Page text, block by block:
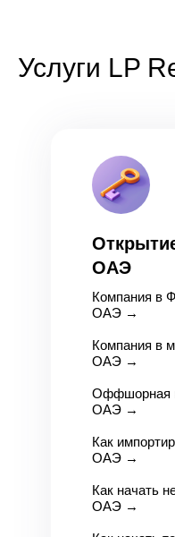
Услуги LP
ОАЭ
Компания в
ОАЭ →
Компания в
ОАЭ →
Оффшорная
ОАЭ →
Как
ОАЭ →
Как начать
ОАЭ →